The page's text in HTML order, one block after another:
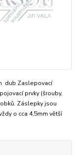
dub Zaslepovací
prvky (šrouby,
Záslepky jsou
o cca 4,5mm větší